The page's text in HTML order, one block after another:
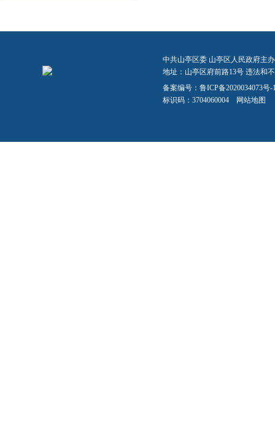
中共山亭区委 山亭区人民政府主
地址：山亭区府前路13号 违法和
备案编号： 鲁ICP备2020034073号-
标识码：3704060004 网站地图